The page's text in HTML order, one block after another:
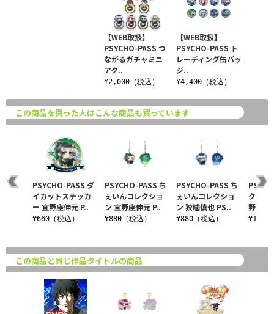
【WEB取扱】
PSYCHO-PASS つ
ながるガチャミニ
アク..
¥2,000（税込）
【WEB取扱】
PSYCHO-PASS ト
レーディング缶バッ
ジ..
¥4,400（税込）
この商品を買った人はこんな商品も買っています
PSYCHO-PASS ち
ぇいんコレクショ
ン 宜野座伸元 P..
¥880（税込）
PSYCHO-PASS ち
ぇいんコレクショ
ン 狡噛慎也 PS..
¥880（税込）
クリル
野座伸
¥1,430
PSYCHO-PASS ダ
イカットステッカ
ー 宜野座伸元 P..
¥660（税込）
この商品と同じ作品タイトルの商品